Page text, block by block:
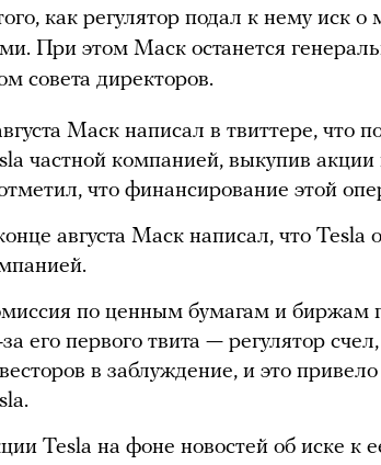
как регулятор подал к нему иск
При этом Маск останется
совета директоров.
Маск написал в твиттере, что
частной компанией, выкупив акции
что финансирование этой
августа Маск написал, что Tesla
по ценным бумагам и биржам
его первого твита — регулятор
в заблуждение, и это
Tesla на фоне новостей об иске к